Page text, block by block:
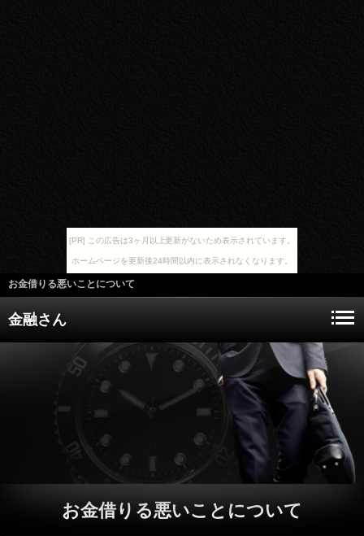
[PR] この広告は3ヶ月以上更新がないため表示されています。
ホームページを更新後24時間以内に表示されなくなります。
お金借りる悪いことについて
金融さん
お金借りる悪いことについて